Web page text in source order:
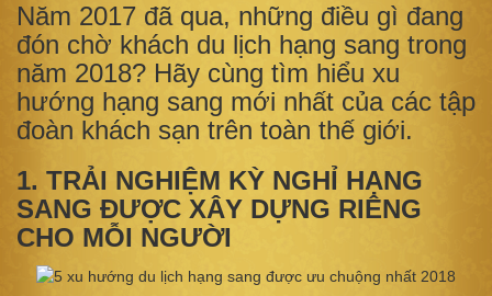
Năm 2017 đã qua, những điều gì đang
đón chờ khách du lịch hạng sang trong
năm 2018? Hãy cùng tìm hiểu xu
hướng hạng sang mới nhất của các tập
đoàn khách sạn trên toàn thế giới.
1. TRẢI NGHIỆM KỲ NGHỈ HẠNG
SANG ĐƯỢC XÂY DỰNG RIÊNG
CHO MỖI NGƯỜI